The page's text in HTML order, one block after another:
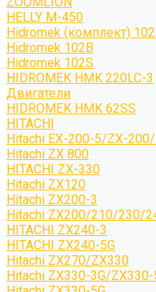
HELLY M-450
Hidromek (комплект)
Hidromek 102B
Hidromek 102S
HIDROMEK HMK 220LC-3
Двигатели
HIDROMEK HMK 62SS
HITACHI
Hitachi EX-200-5/ZX-
Hitachi ZX 800
HITACHI ZX-330
Hitachi ZX120
Hitachi ZX200-3
Hitachi ZX200/210/230/
HITACHI ZX240-3
HITACHI ZX240-5G
Hitachi ZX270/ZX330
Hitachi ZX330-3G/ZX330-